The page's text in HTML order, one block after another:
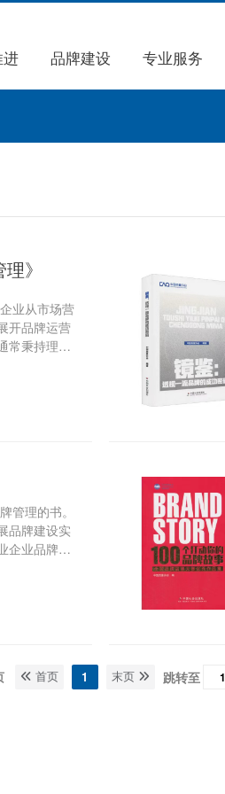
进 品牌建设 专业服务
》
业从市场营
开品牌运营
常秉持理性
者总结和发
的品牌管
与实践相结
国际标准
7 联系电
管理的书。
品牌建设实
企业品牌的
版社：中国
准书号：
首页 1 末页 跳转至